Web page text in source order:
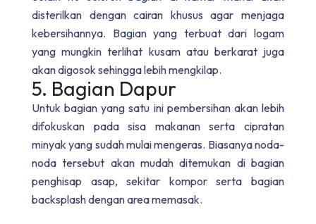
disterilkan dengan cairan khusus agar menjaga
kebersihannya. Bagian yang terbuat dari logam
yang mungkin terlihat kusam atau berkarat juga
akan digosok sehingga lebih mengkilap.
5. Bagian Dapur
Untuk bagian yang satu ini pembersihan akan lebih
difokuskan pada sisa makanan serta cipratan
minyak yang sudah mulai mengeras. Biasanya noda-
noda tersebut akan mudah ditemukan di bagian
penghisap asap, sekitar kompor serta bagian
backsplash dengan area memasak.